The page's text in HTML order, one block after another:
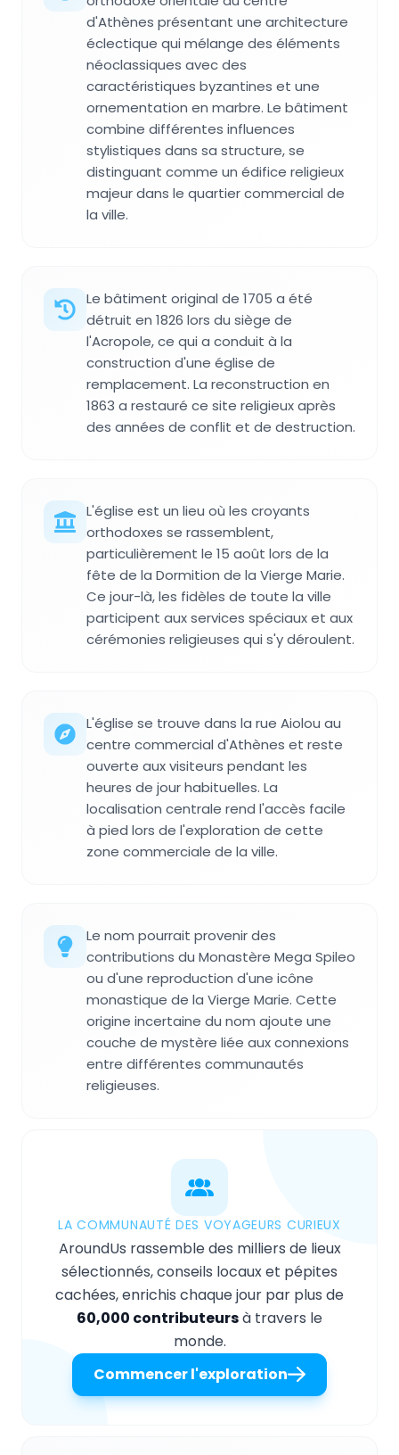
d'Athènes présentant une architecture
éclectique qui mélange des éléments
néoclassiques avec des
caractéristiques byzantines et une
ornementation en marbre. Le bâtiment
combine différentes influences
stylistiques dans sa structure, se
distinguant comme un édifice religieux
majeur dans le quartier commercial de
la ville.
Le bâtiment original de 1705 a été
détruit en 1826 lors du siège de
l'Acropole, ce qui a conduit à la
construction d'une église de
remplacement. La reconstruction en
1863 a restauré ce site religieux après
des années de conflit et de destruction.
L'église est un lieu où les croyants
orthodoxes se rassemblent,
particulièrement le 15 août lors de la
fête de la Dormition de la Vierge Marie.
Ce jour-là, les fidèles de toute la ville
participent aux services spéciaux et aux
cérémonies religieuses qui s'y déroulent.
L'église se trouve dans la rue Aiolou au
centre commercial d'Athènes et reste
ouverte aux visiteurs pendant les
heures de jour habituelles. La
localisation centrale rend l'accès facile
à pied lors de l'exploration de cette
zone commerciale de la ville.
Le nom pourrait provenir des
contributions du Monastère Mega Spileo
ou d'une reproduction d'une icône
monastique de la Vierge Marie. Cette
origine incertaine du nom ajoute une
couche de mystère liée aux connexions
entre différentes communautés
religieuses.
LA COMMUNAUTÉ DES VOYAGEURS CURIEUX
AroundUs rassemble des milliers de lieux
sélectionnés, conseils locaux et pépites
cachées, enrichis chaque jour par plus de
60,000 contributeursà travers le
monde.
Commencer l'exploration